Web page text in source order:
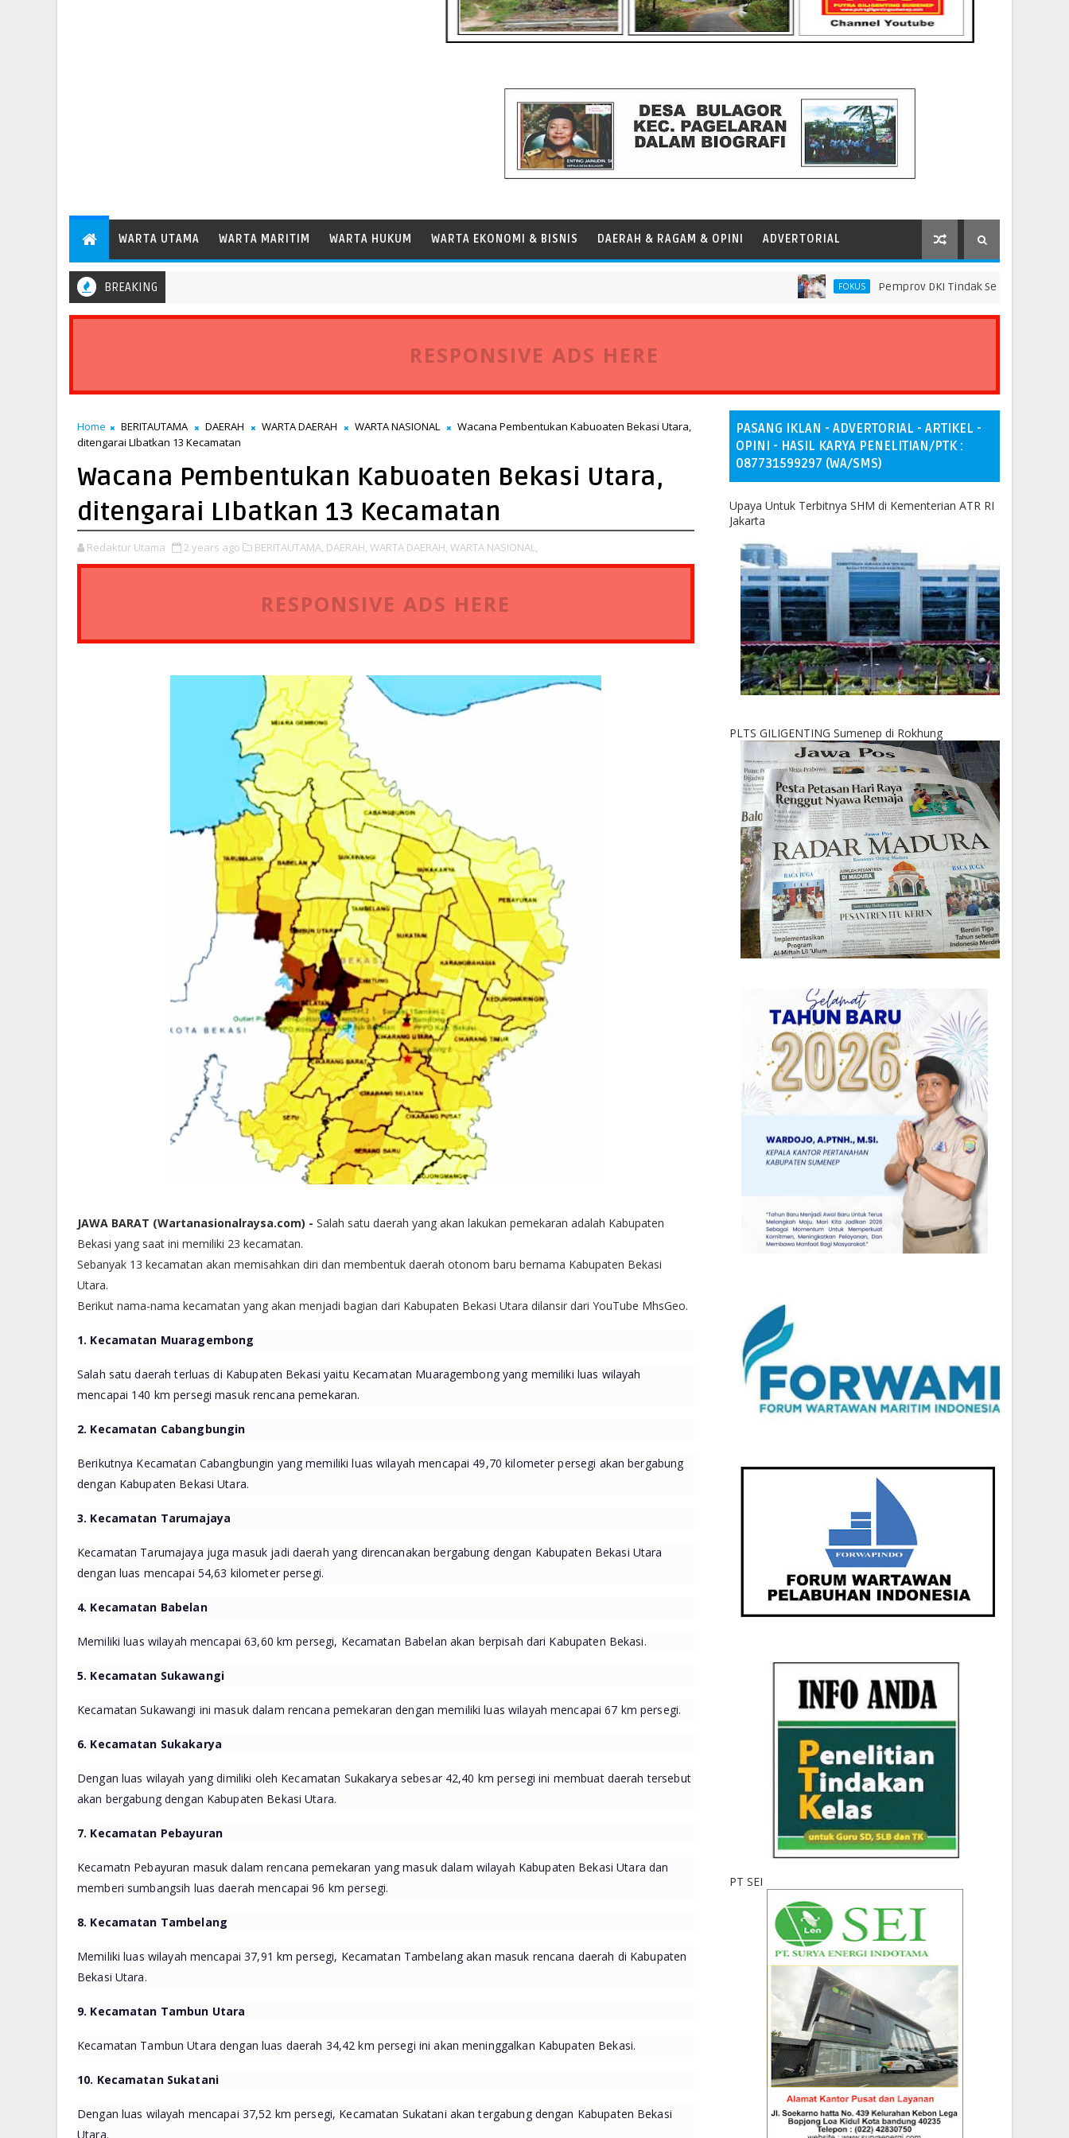
WARTA UTAMA WARTA MARITIM WARTA HUKUM WARTA EKONOMI & BISNIS DAERAH & RAGAM & OPINI ADVERTORIAL
BREAKING FOKUS Pemprov DKI Tindak Seluruh Rantai Praktik
Patimban Perdana Layani Kapal Peti Kemas Besar Kelas Panamax
RESPONSIVE ADS HERE
Home BERITAUTAMA DAERAH WARTA DAERAH WARTA NASIONAL
Wacana Pembentukan Kabuoaten Bekasi Utara,
ditengarai LIbatkan 13 Kecamatan
Wacana Pembentukan Kabuoaten Bekasi Utara,
ditengarai LIbatkan 13 Kecamatan
Redaktur Utama 2 years ago BERITAUTAMA, DAERAH, WARTA DAERAH, WARTA NASIONAL,
RESPONSIVE ADS HERE
JAWA BARAT (Wartanasionalraysa.com) - Salah satu daerah yang akan lakukan pemekaran adalah Kabupaten
Bekasi yang saat ini memiliki 23 kecamatan.
Sebanyak 13 kecamatan akan memisahkan diri dan membentuk daerah otonom baru bernama Kabupaten Bekasi
Utara.
Berikut nama-nama kecamatan yang akan menjadi bagian dari Kabupaten Bekasi Utara dilansir dari YouTube MhsGeo.
1. Kecamatan Muaragembong
Salah satu daerah terluas di Kabupaten Bekasi yaitu Kecamatan Muaragembong yang memiliki luas wilayah
mencapai 140 km persegi masuk rencana pemekaran.
2. Kecamatan Cabangbungin
Berikutnya Kecamatan Cabangbungin yang memiliki luas wilayah mencapai 49,70 kilometer persegi akan bergabung
dengan Kabupaten Bekasi Utara.
3. Kecamatan Tarumajaya
Kecamatan Tarumajaya juga masuk jadi daerah yang direncanakan bergabung dengan Kabupaten Bekasi Utara
dengan luas mencapai 54,63 kilometer persegi.
4. Kecamatan Babelan
Memiliki luas wilayah mencapai 63,60 km persegi, Kecamatan Babelan akan berpisah dari Kabupaten Bekasi.
5. Kecamatan Sukawangi
Kecamatan Sukawangi ini masuk dalam rencana pemekaran dengan memiliki luas wilayah mencapai 67 km persegi.
6. Kecamatan Sukakarya
Dengan luas wilayah yang dimiliki oleh Kecamatan Sukakarya sebesar 42,40 km persegi ini membuat daerah tersebut
akan bergabung dengan Kabupaten Bekasi Utara.
7. Kecamatan Pebayuran
Kecamatn Pebayuran masuk dalam rencana pemekaran yang masuk dalam wilayah Kabupaten Bekasi Utara dan
memberi sumbangsih luas daerah mencapai 96 km persegi.
8. Kecamatan Tambelang
Memiliki luas wilayah mencapai 37,91 km persegi, Kecamatan Tambelang akan masuk rencana daerah di Kabupaten
Bekasi Utara.
9. Kecamatan Tambun Utara
Kecamatan Tambun Utara dengan luas daerah 34,42 km persegi ini akan meninggalkan Kabupaten Bekasi.
10. Kecamatan Sukatani
Dengan luas wilayah mencapai 37,52 km persegi, Kecamatan Sukatani akan tergabung dengan Kabupaten Bekasi
Utara.
PASANG IKLAN - ADVERTORIAL - ARTIKEL -
OPINI - HASIL KARYA PENELITIAN/PTK :
087731599297 (WA/SMS)
Upaya Untuk Terbitnya SHM di Kementerian ATR RI
Jakarta
PLTS GILIGENTING Sumenep di Rokhung
PT SEI